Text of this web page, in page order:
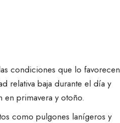
condiciones que lo favorecen
relativa baja durante el día y
en primavera y otoño.
comopulgones lanígeros y